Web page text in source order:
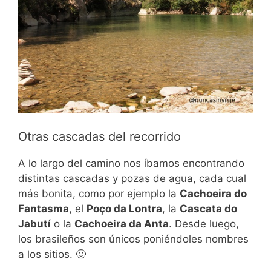
Otras cascadas del recorrido
A lo largo del camino nos íbamos encontrando
distintas cascadas y pozas de agua, cada cual
más bonita, como por ejemplo la Cachoeira do
Fantasma, el Poço da Lontra, la Cascata do
Jabutí o la Cachoeira da Anta. Desde luego,
los brasileños son únicos poniéndoles nombres
a los sitios. 🙂